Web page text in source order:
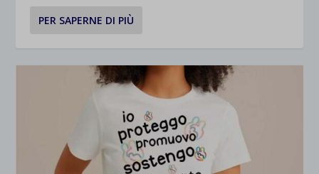
PER SAPERNE DI PIÙ